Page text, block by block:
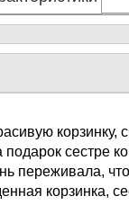
корзинку,
подарок сестре
переживала,
корзинка,